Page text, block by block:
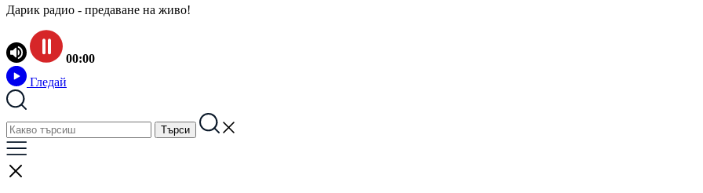
Дарик радио - предаване на живо!
00:00
Гледай